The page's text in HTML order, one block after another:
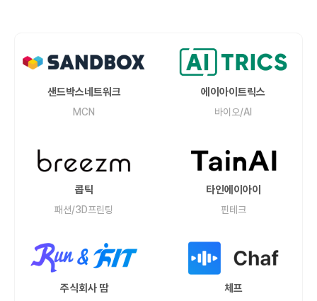
샌드박스네트워크
MCN
에이아이트릭스
바이오/AI
콥틱
패션/3D프린팅
타인에이아이
핀테크
주식회사 땀 체프